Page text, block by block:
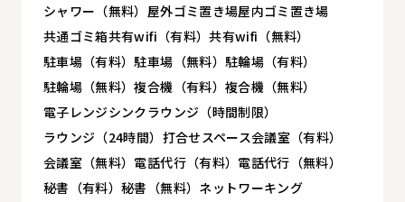
シャワー（無料） 屋外ゴミ置き場屋内ゴミ置き場
共通ゴミ箱共有wifi（有料）共有wifi（無料）
駐車場（有料）駐車場（無料） 駐輪場（有料）
駐輪場（無料）複合機（有料） 複合機（無料）
電子レンジシンクラウンジ（時間制限）
ラウンジ（24時間） 打合せスペース会議室（有料）
会議室（無料） 電話代行（有料） 電話代行（無料）
秘書（有料）秘書（無料） ネットワーキング